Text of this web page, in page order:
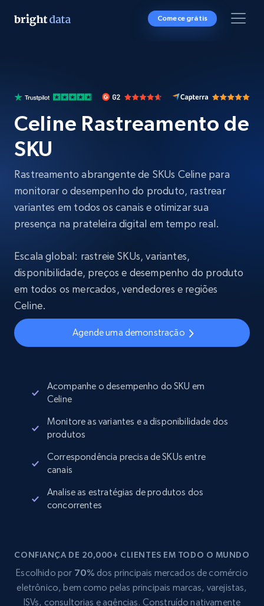
Comece grátis
Celine Rastreamento de
SKU
Rastreamento abrangente de SKUs Celine para
monitorar o desempenho do produto, rastrear
variantes em todos os canais e otimizar sua
presença na prateleira digital em tempo real.
Escala global: rastreie SKUs, variantes,
disponibilidade, preços e desempenho do produto
em todos os mercados, vendedores e regiões
Celine.
Agende uma demonstração
Acompanhe o desempenho do SKU em
Celine
Monitore as variantes e a disponibilidade dos
produtos
Correspondência precisa de SKUs entre
canais
Analise as estratégias de produtos dos
concorrentes
CONFIANÇA DE 20,000+ CLIENTES EM TODO O MUNDO
Escolhido por 70% dos principais mercados de comércio
eletrônico, bem como pelas principais marcas, varejistas,
ISVs, consultorias e agências. Construído nativamente